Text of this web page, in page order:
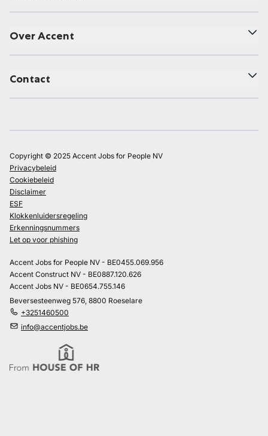
Over Accent
Contact
Copyright © 2025 Accent Jobs for People NV
Privacybeleid
Cookiebeleid
Disclaimer
ESF
Klokkenluidersregeling
Erkenningsnummers
Let op voor phishing
Accent Jobs for People NV - BE0455.069.956
Accent Construct NV - BE0887.120.626
Accent Jobs NV - BE0654.755.146
Beversesteenweg 576, 8800 Roeselare
+3251460500
info@accentjobs.be